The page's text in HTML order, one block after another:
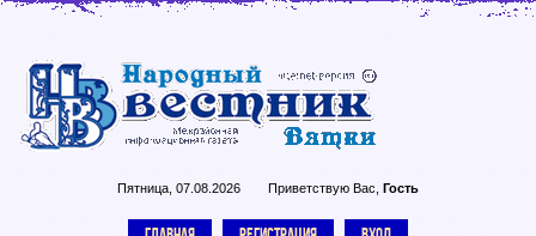
Пятница, 07.08.2026 Приветствую Вас Гость